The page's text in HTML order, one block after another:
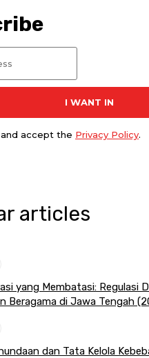
I WANT IN
accept the Privacy Policy.
articles
yang Membatasi: Regulasi
Beragama di Jawa Tengah
dan Tata Kelola